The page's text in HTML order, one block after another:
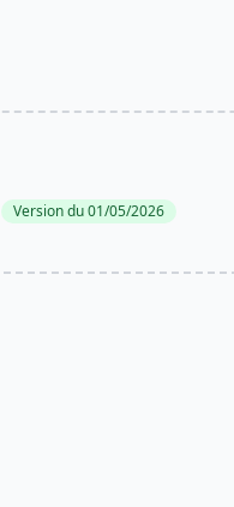
Version du 01/05/2026